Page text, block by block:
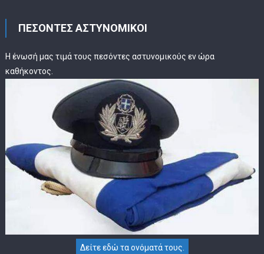
ΠΕΣΟΝΤΕΣ ΑΣΤΥΝΟΜΙΚΟΙ
Η ένωσή μας τιμά τους πεσόντες αστυνομικούς εν ώρα
καθήκοντος.
Δείτε εδώ τα ονόματά τους.